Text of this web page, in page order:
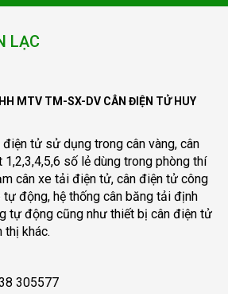
LẠC
MTV TM-SX-DV CÂN ĐIỆN TỬ HUY
điện tử sử dụng trong cân vàng, cân
1,2,3,4,5,6 số lẻ dùng trong phòng thí
cân xe tải điện tử, cân điện tử công
tự động, hệ thống cân băng tải định
tự động cũng như thiết bị cân điện tử
thị khác.
305577